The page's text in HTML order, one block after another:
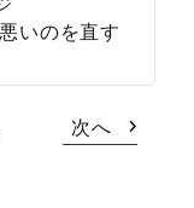
いのを直す
次へ